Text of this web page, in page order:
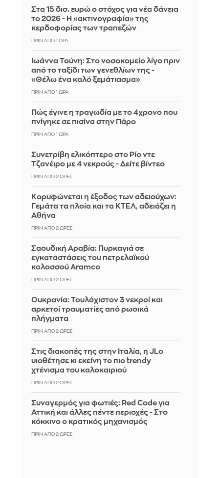
Στα 15 δισ. ευρώ ο στόχος για νέα δάνεια
το 2026 - Η «ακτινογραφία» της
κερδοφορίας των τραπεζών
ΠΡΙΝ ΑΠΌ 1 ΏΡΑ
Ιωάννα Τούνη: Στο νοσοκομείο λίγο πριν
από το ταξίδι των γενεθλίων της -
«Θέλω ένα καλό ξεμάτιασμα»
ΠΡΙΝ ΑΠΌ 1 ΏΡΑ
Πώς έγινε η τραγωδία με το 4χρονο που
πνίγηκε σε πισίνα στην Πάρο
ΠΡΙΝ ΑΠΌ 1 ΏΡΑ
Συνετρίβη ελικόπτερο στο Ρίο ντε
Τζανέιρο με 4 νεκρούς - Δείτε βίντεο
ΠΡΙΝ ΑΠΌ 2 ΏΡΕΣ
Κορυφώνεται η έξοδος των αδειούχων:
Γεμάτα τα πλοία και τα ΚΤΕΛ, αδειάζει η
Αθήνα
ΠΡΙΝ ΑΠΌ 2 ΏΡΕΣ
Σαουδική Αραβία: Πυρκαγιά σε
εγκαταστάσεις του πετρελαϊκού
κολοσσού Aramco
ΠΡΙΝ ΑΠΌ 2 ΏΡΕΣ
Ουκρανία: Τουλάχιστον 3 νεκροί και
αρκετοί τραυματίες από ρωσικά
πλήγματα
ΠΡΙΝ ΑΠΌ 2 ΏΡΕΣ
Στις διακοπές της στην Ιταλία, η JLo
υιοθέτησε κι εκείνη το πιο trendy
χτένισμα του καλοκαιριού
ΠΡΙΝ ΑΠΌ 2 ΏΡΕΣ
Συναγερμός για φωτιές: Red Code για
Αττική και άλλες πέντε περιοχές - Στο
κόκκινο ο κρατικός μηχανισμός
ΠΡΙΝ ΑΠΌ 2 ΏΡΕΣ